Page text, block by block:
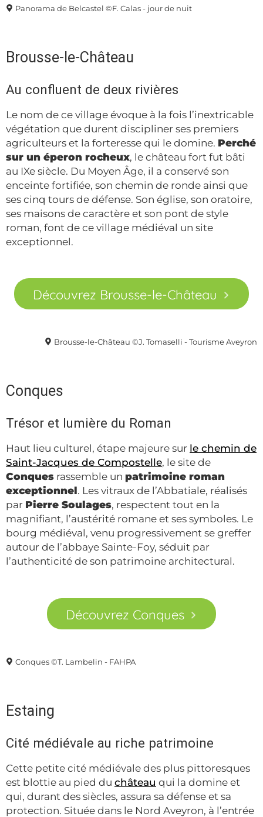
Panorama de Belcastel ©F. Calas - jour de nuit
Brousse-le-Château
Au confluent de deux rivières
Le nom de ce village évoque à la fois l’inextricable
végétation que durent discipliner ses premiers
agriculteurs et la forteresse qui le domine. Perché
sur un éperon rocheux, le château fort fut bâti
au IXe siècle. Du Moyen Âge, il a conservé son
enceinte fortifiée, son chemin de ronde ainsi que
ses cinq tours de défense. Son église, son oratoire,
ses maisons de caractère et son pont de style
roman, font de ce village médiéval un site
exceptionnel.
Découvrez Brousse-le-Château
Brousse-le-Château ©J. Tomaselli - Tourisme Aveyron
Conques ©T. Lambelin - FAHPA
Conques
Trésor et lumière du Roman
Haut lieu culturel, étape majeure sur le chemin de
Saint-Jacques de Compostelle, le site de
Conques rassemble un patrimoine roman
exceptionnel. Les vitraux de l’Abbatiale, réalisés
par Pierre Soulages, respectent tout en la
magnifiant, l’austérité romane et ses symboles. Le
bourg médiéval, venu progressivement se greffer
autour de l’abbaye Sainte-Foy, séduit par
l’authenticité de son patrimoine architectural.
Découvrez Conques
Estaing
Cité médiévale au riche patrimoine
Cette petite cité médiévale des plus pittoresques
est blottie au pied du château qui la domine et
qui, durant des siècles, assura sa défense et sa
protection. Située dans le Nord Aveyron, à l’entrée